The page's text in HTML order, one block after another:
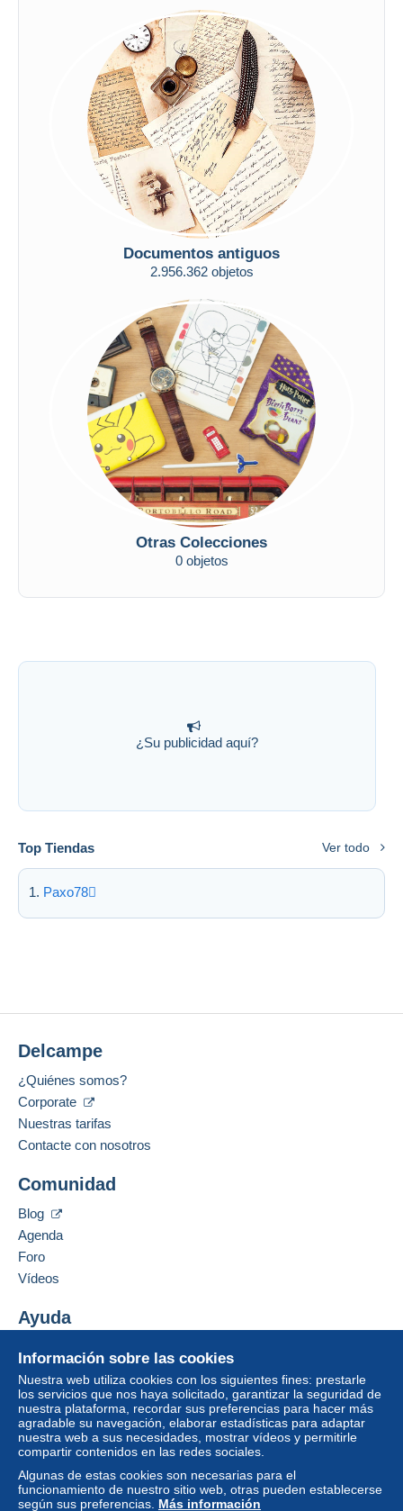
¿Su publicidad aquí?
Top Tiendas Ver todo
Paxo78
Documentos antiguos
2.956.362 objetos
Otras Colecciones
0 objetos
Información sobre las cookies
Nuestra web utiliza cookies con los siguientes fines: prestarle
los servicios que nos haya solicitado, garantizar la seguridad de
nuestra plataforma, recordar sus preferencias para hacer más
agradable su navegación, elaborar estadísticas para adaptar
nuestra web a sus necesidades, mostrar vídeos y permitirle
compartir contenidos en las redes sociales.
Algunas de estas cookies son necesarias para el
funcionamiento de nuestro sitio web, otras pueden establecerse
según sus preferencias. Más información
Delcampe
¿Quiénes somos?
Corporate
Nuestras tarifas
Contacte con nosotros
Comunidad
Blog
Agenda
Foro
Vídeos
Ayuda
Comprar en Delcampe
Vender en Delcampe
Una página securizada